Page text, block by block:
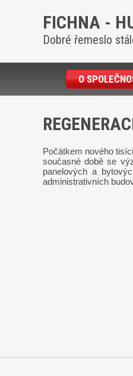
FICHNA -
Dobré řemeslo
O
Počátkem nového
současné době se
panelových a
administrativních